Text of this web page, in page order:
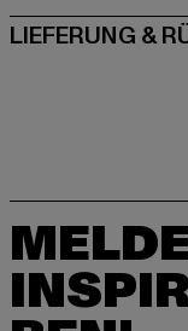
LIEFERUNG &